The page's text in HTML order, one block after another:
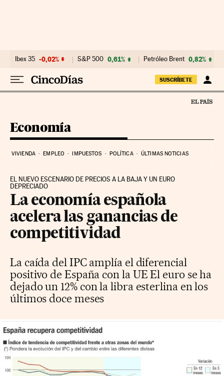
Ibex 35 -0,02% S&P 500 0,61% Petróleo Brent 0,82%
SUSCRÍBETE
Economía
VIVIENDA EMPLEO IMPUESTOS POLÍTICA ÚLTIMAS NOTICIAS
EL NUEVO ESCENARIO DE PRECIOS A LA BAJA Y UN EURO
DEPRECIADO
La economía española
acelera las ganancias de
competitividad
La caída del IPC amplía el diferencial
positivo de España con la UE El euro se ha
dejado un 12% con la libra esterlina en los
últimos doce meses